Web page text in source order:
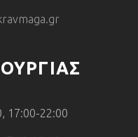
17:00-22:00